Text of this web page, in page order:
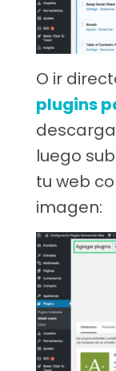
O ir
plugins
luego
tu web
imagen: